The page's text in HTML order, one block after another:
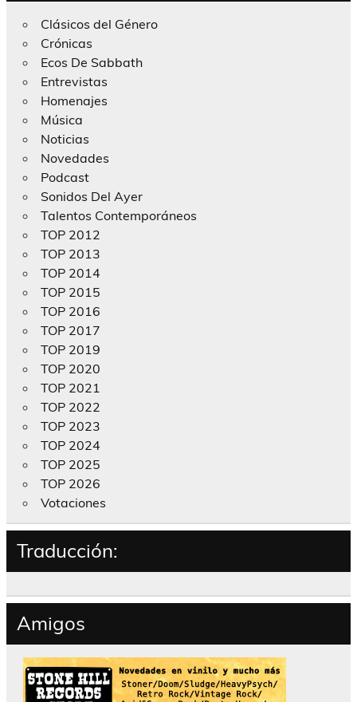
Clásicos del Género
Crónicas
Ecos De Sabbath
Entrevistas
Homenajes
Música
Noticias
Novedades
Podcast
Sonidos Del Ayer
Talentos Contemporáneos
TOP 2012
TOP 2013
TOP 2014
TOP 2015
TOP 2016
TOP 2017
TOP 2019
TOP 2020
TOP 2021
TOP 2022
TOP 2023
TOP 2024
TOP 2025
TOP 2026
Votaciones
Traducción:
Amigos